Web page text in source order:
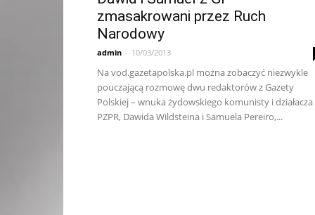
zmasakrowani przez Ruch
Narodowy
admin - 10/03/2013
Na vod.gazetapolska.pl można zobaczyć niezwykle
pouczającą rozmowę dwu redaktorów z Gazety
Polskiej – wnuka żydowskiego komunisty i działacza
PZPR, Dawida Wildsteina i Samuela Pereiro,...